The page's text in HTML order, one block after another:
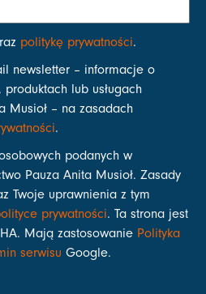
politykę prywatności.
newsletter – informacje o
lub usługach
Musioł – na zasadach
.
podanych w
Pauza Anita Musioł. Zasady
Twoje uprawnienia z tym
prywatności. Ta strona jest
Mają zastosowanie Polityka
serwisu Google.